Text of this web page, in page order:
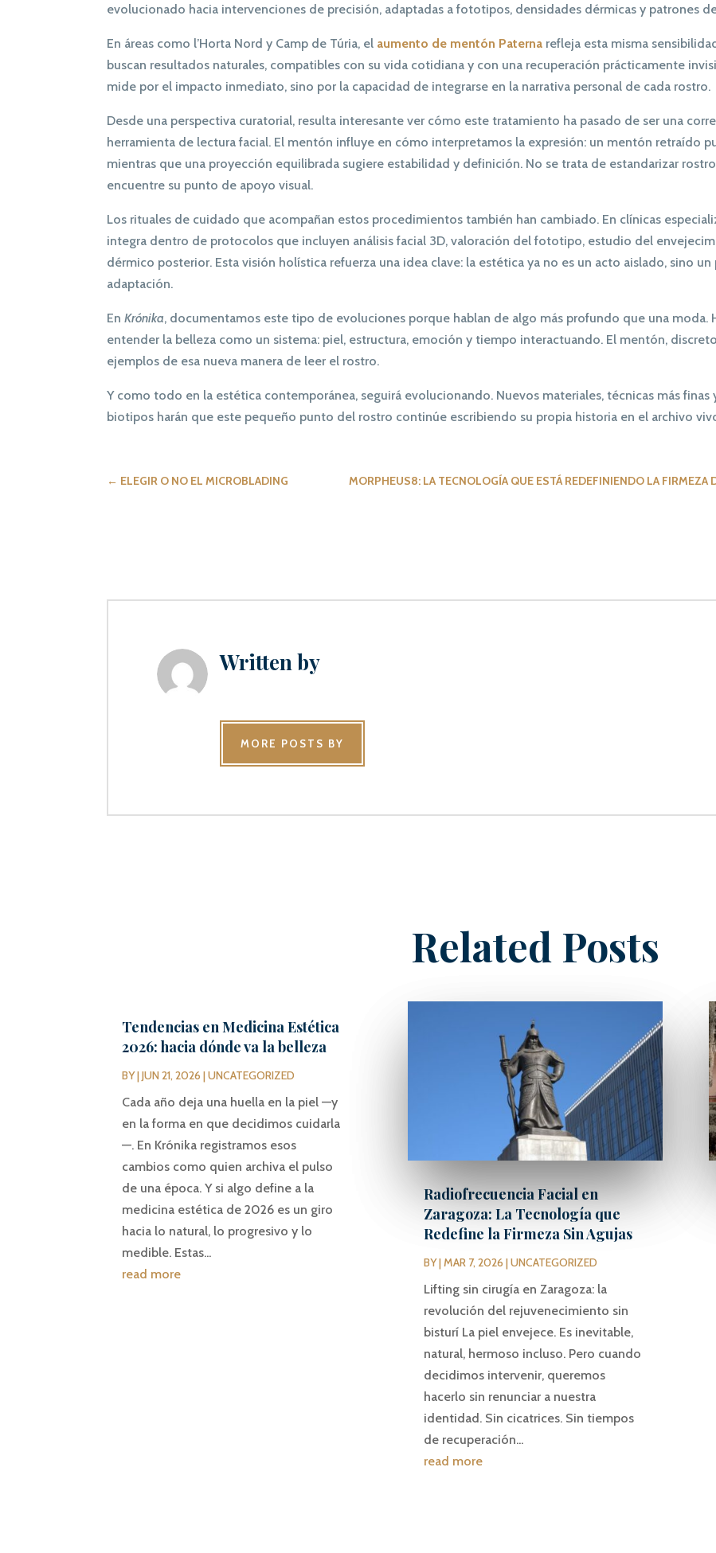
evolucionado hacia intervenciones de precisión, adaptadas a fototipos, densidades dérmicas y patrones
En áreas como l’Horta Nord y Camp de Túria, el aumento de mentón Paterna refleja esta misma
buscan resultados naturales, compatibles con su vida cotidiana y con una recuperación prácticamente
mide por el impacto inmediato, sino por la capacidad de integrarse en la narrativa personal de cada rostro.
Desde una perspectiva curatorial, resulta interesante ver cómo este tratamiento ha pasado de ser una
herramienta de lectura facial. El mentón influye en cómo interpretamos la expresión: un mentón retraído
mientras que una proyección equilibrada sugiere estabilidad y definición. No se trata de estandarizar
encuentre su punto de apoyo visual.
Los rituales de cuidado que acompañan estos procedimientos también han cambiado. En clínicas
integra dentro de protocolos que incluyen análisis facial 3D, valoración del fototipo, estudio del
dérmico posterior. Esta visión holística refuerza una idea clave: la estética ya no es un acto aislado, sino
adaptación.
EnKrónika, documentamos este tipo de evoluciones porque hablan de algo más profundo que una moda.
entender la belleza como un sistema: piel, estructura, emoción y tiempo interactuando. El mentón,
ejemplos de esa nueva manera de leer el rostro.
Y como todo en la estética contemporánea, seguirá evolucionando. Nuevos materiales, técnicas más
biotipos harán que este pequeño punto del rostro continúe escribiendo su propia historia en el archivo
← ELEGIR O NO EL MICROBLADING MORPHEUS8: LA TECNOLOGÍA QUE ESTÁ REDEFINIENDO LA FIRMEZA
Written by
MORE POSTS BY
Related Posts
Tendencias en Medicina Estética
2026: hacia dónde va la belleza
BY|JUN 21, 2026 |UNCATEGORIZED
Cada año deja una huella en la piel —y
en la forma en que decidimos cuidarla
—. En Krónika registramos esos
cambios como quien archiva el pulso
de una época. Y si algo define a la
medicina estética de 2026 es un giro
hacia lo natural, lo progresivo y lo
medible. Estas...
read more
Radiofrecuencia Facial en
Zaragoza: La Tecnología que
Redefine la Firmeza Sin Agujas
BY|MAR 7, 2026 |UNCATEGORIZED
Lifting sin cirugía en Zaragoza: la
revolución del rejuvenecimiento sin
bisturí La piel envejece. Es inevitable,
natural, hermoso incluso. Pero cuando
decidimos intervenir, queremos
hacerlo sin renunciar a nuestra
identidad. Sin cicatrices. Sin tiempos
de recuperación...
read more